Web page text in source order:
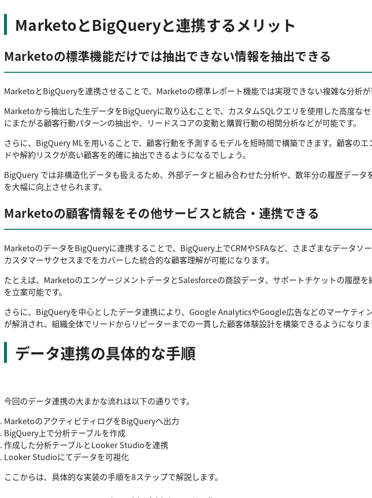
MarketoとBigQueryと連携するメリット
Marketoの標準機能だけでは抽出できない情報を抽出できる
MarketoとBigQueryを連携させることで、Marketoの標準レポート機能では実現できない複雑な分析が
Marketoから抽出した生データをBigQueryに取り込むことで、カスタムSQLクエリを使用した高度な
にまたがる顧客行動パターンの抽出や、リードスコアの変動と購買行動の相関分析などが可能です。
さらに、BigQuery MLを用いることで、顧客行動を予測するモデルを短時間で構築できます。顧客の
ドや解約リスクが高い顧客を的確に抽出できるようになるでしょう。
BigQuery では非構造化データも扱えるため、外部データと組み合わせた分析や、数年分の履歴デー
を大幅に向上させられます。
Marketoの顧客情報をその他サービスと統合・連携できる
MarketoのデータをBigQueryに連携することで、BigQuery上でCRMやSFAなど、さまざまなデータソ
カスタマーサクセスまでをカバーした統合的な顧客理解が可能になります。
たとえば、MarketoのエンゲージメントデータとSalesforceの商談データ、サポートチケットの履歴
を立案可能です。
さらに、BigQueryを中心としたデータ連携により、Google AnalyticsやGoogle広告などのマーケテ
が解消され、組織全体でリードからリピーターまでの一貫した顧客体験設計を構築できるようになりま
データ連携の具体的な手順
今回のデータ連携の大まかな流れは以下の通りです。
MarketoのアクティビティログをBigQueryへ出力
BigQuery上で分析テーブルを作成
作成した分析テーブルとLooker Studioを連携
Looker Studioにてデータを可視化
ここからは、具体的な実装の手順を8ステップで解説します。